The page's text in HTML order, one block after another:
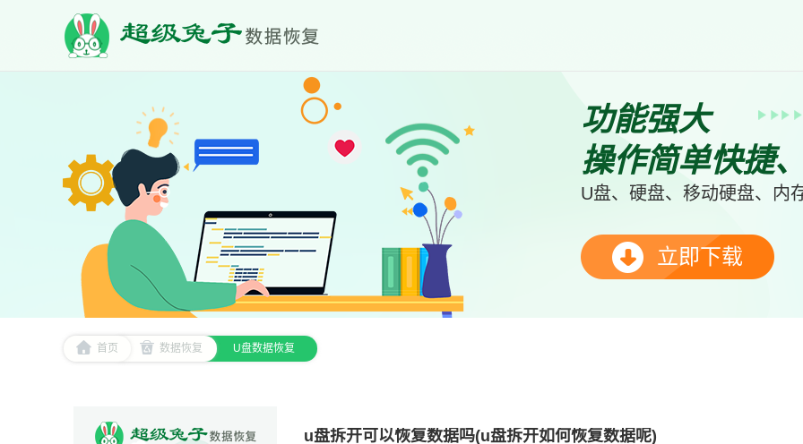
功能强大
操作简单快捷
U盘、硬盘、移动硬盘、内
立即下载
首页 数据恢复 U盘数据恢复
u盘拆开可以恢复数据吗(u盘拆开如何恢复数据呢)